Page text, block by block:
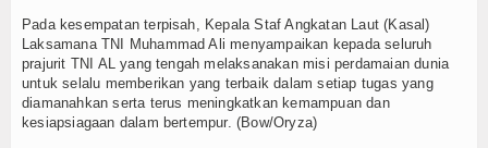
Pada kesempatan terpisah, Kepala Staf Angkatan Laut (Kasal)
Laksamana TNI Muhammad Ali menyampaikan kepada seluruh
prajurit TNI AL yang tengah melaksanakan misi perdamaian dunia
untuk selalu memberikan yang terbaik dalam setiap tugas yang
diamanahkan serta terus meningkatkan kemampuan dan
kesiapsiagaan dalam bertempur. (Bow/Oryza)